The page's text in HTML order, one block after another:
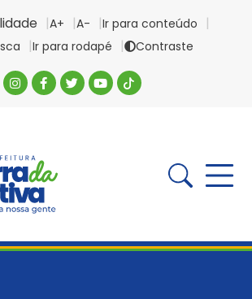
A+ A-
Ir para conteúdo
Ir para rodapé Contraste